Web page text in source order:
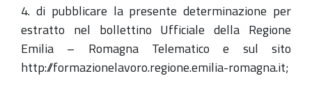
4. di pubblicare la presente determinazione per
estratto nel bollettino Ufficiale della Regione
Emilia – Romagna Telematico e sul sito
http://formazionelavoro.regione.emilia-romagna.it;